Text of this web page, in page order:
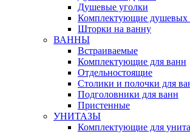
Душевые уголки
Комплектующие душевых
Шторки на ванну
ВАННЫ
Встраиваемые
Комплектующие для ванн
Отдельностоящие
Столики и полочки для
Подголовники для ванн
Пристенные
УНИТАЗЫ
Комплектующие для